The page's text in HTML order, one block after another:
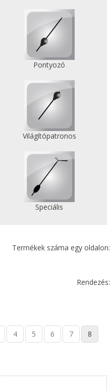
Pontyozó
Világítópatronos
Speciális
Termékek száma egy oldalon:
Rendezés:
4 5 6 7 8